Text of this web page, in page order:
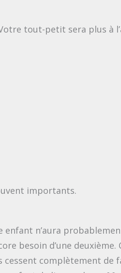
tout-petit sera plus à
importants.
enfant n’aura
besoin d’une deuxième.
cessent complètement de